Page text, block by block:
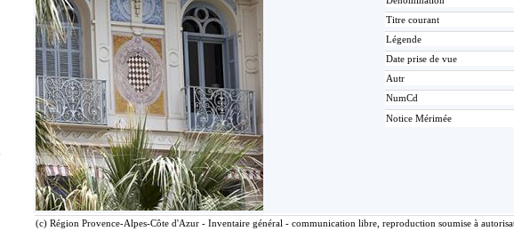
Titre courant
Légende
Date prise de vue
Autr
NumCd
Notice Mérimée
(c) Région Provence-Alpes-Côte d'Azur - Inventaire général - communication libre, reproduction soumise à